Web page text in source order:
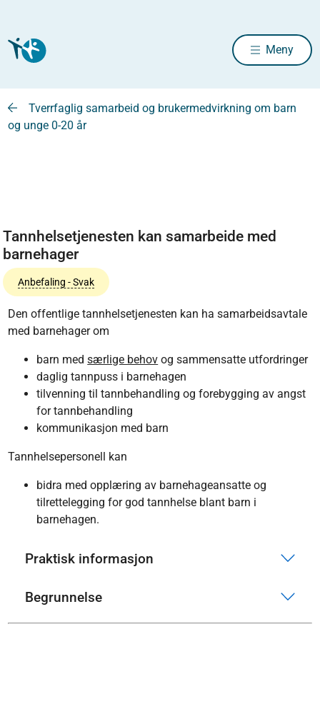
Meny
Tverrfaglig samarbeid og brukermedvirkning om barn
og unge 0-20 år
Tannhelsetjenesten kan samarbeide med
barnehager
Anbefaling - Svak
Den offentlige tannhelsetjenesten kan ha samarbeidsavtale
med barnehager om
barn medsærlige behov og sammensatte utfordringer
daglig tannpuss i barnehagen
tilvenning til tannbehandling og forebygging av angst
for tannbehandling
kommunikasjon med barn
Tannhelsepersonell kan
bidra med opplæring av barnehageansatte og
tilrettelegging for god tannhelse blant barn i
barnehagen.
Praktisk informasjon
Begrunnelse